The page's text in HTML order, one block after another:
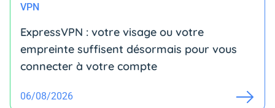
VPN
ExpressVPN : votre visage ou votre
empreinte suffisent désormais pour vous
connecter à votre compte
06/08/2026